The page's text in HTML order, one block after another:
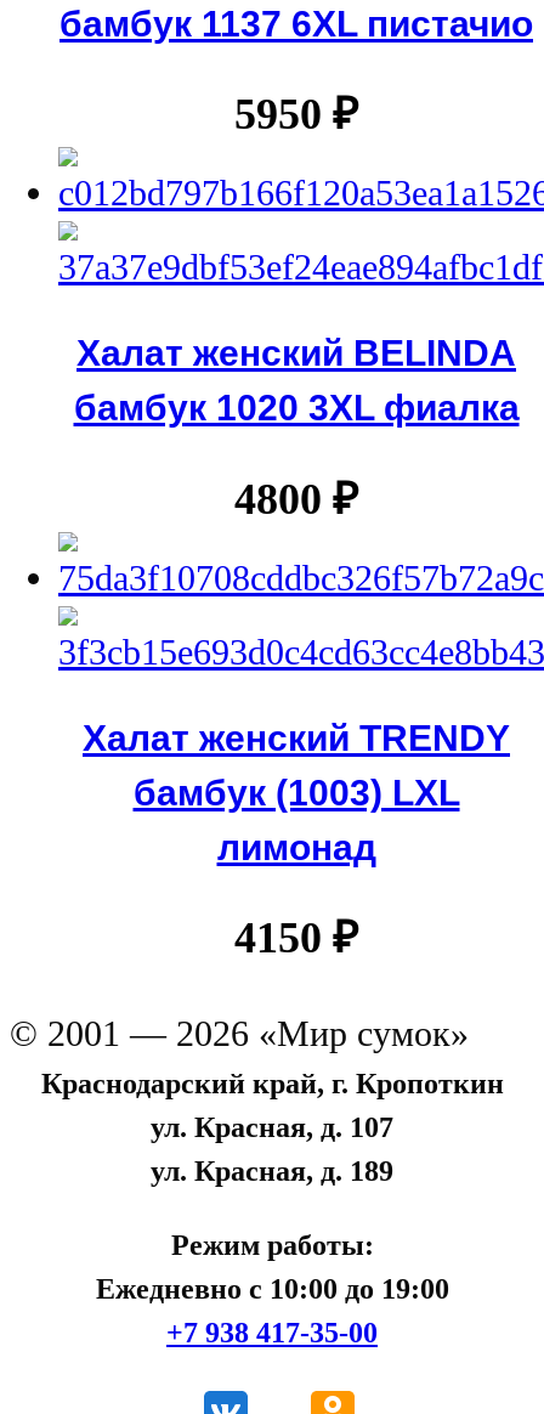
бамбук 1137 6XL пистачио
5950 ₽
Халат женский BELINDA
бамбук 1020 3XL фиалка
4800 ₽
Халат женский TRENDY
бамбук (1003) LXL
лимонад
4150 ₽
© 2001 — 2026 «Мир сумок»
Краснодарский край, г. Кропоткин
ул. Красная, д. 107
ул. Красная, д. 189
Режим работы:
Ежедневно с 10:00 до 19:00
+7 938 417-35-00